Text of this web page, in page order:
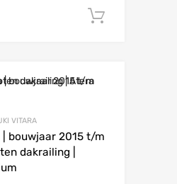
VITARA
bouwjaar 2015 t/m
dakrailing |